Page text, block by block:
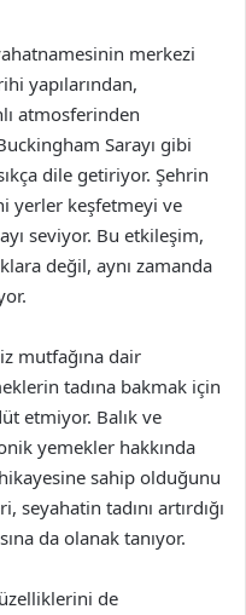
merkezi
yapılarından,
atmosferinden
Sarayı gibi
dile getiriyor. Şehrin
yerler keşfetmeyi ve
seviyor. Bu etkileşim,
değil, aynı zamanda
mutfağına dair
tadına bakmak için
etmiyor. Balık ve
yemekler hakkında
sahip olduğunu
tadını artırdığı
da olanak tanıyor.
de